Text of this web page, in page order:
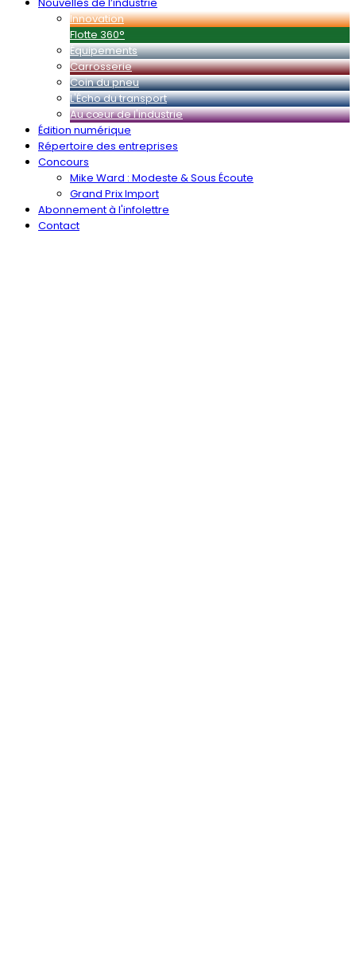
Innovation
Flotte 360°
Équipements
Carrosserie
Coin du pneu
L'Écho du transport
Au cœur de l'industrie
Édition numérique
Répertoire des entreprises
Concours
Mike Ward : Modeste & Sous Écoute
Grand Prix Import
Abonnement à l'infolettre
Contact